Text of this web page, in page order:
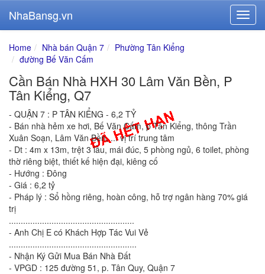
NhaBansg.vn
Home Nhà bán Quận 7
Phường Tân Kiểng
đường Bế Văn Cấm
Cần Bán Nhà HXH 30 Lâm Văn Bền, P
Tân Kiểng, Q7
- QUẬN 7 : P TÂN KIỂNG - 6,2 TỶ
- Bán nhà hẻm xe hơi, Bế Văn Cấm, p Tân Kiểng, thông Trần
Xuân Soạn, Lâm Văn Bền, ... vị trí trung tâm
- Dt : 4m x 13m, trệt 3 lầu, mái đúc, 5 phòng ngủ, 6 toilet, phòng
thờ riêng biệt, thiết kế hiện đại, kiêng cố
- Hướng : Đông
- Giá : 6,2 tỷ
- Pháp lý : Sổ hồng riêng, hoàn công, hỗ trợ ngân hàng 70% giá
trị
.....................................................
- Anh Chị E có Khách Hợp Tác Vui Vẻ
......................................................
- Nhận Ký Gửi Mua Bán Nhà Đất
- VPGD : 125 đường 51, p. Tân Quy, Quận 7